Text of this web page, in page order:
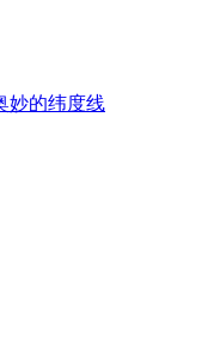
妙的纬度线